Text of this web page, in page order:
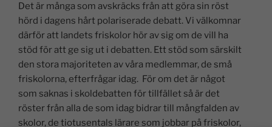
Det är många som avskräcks från att göra sin röst
hörd i dagens hårt polariserade debatt. Vi välkomnar
därför att landets friskolor hör av sig om de vill ha
stöd för att ge sig ut i debatten. Ett stöd som särskilt
den stora majoriteten av våra medlemmar, de små
friskolorna, efterfrågar idag. För om det är något
som saknas i skoldebatten för tillfället så är det
röster från alla de som idag bidrar till mångfalden av
skolor, de tiotusentals lärare som jobbar på friskolor,